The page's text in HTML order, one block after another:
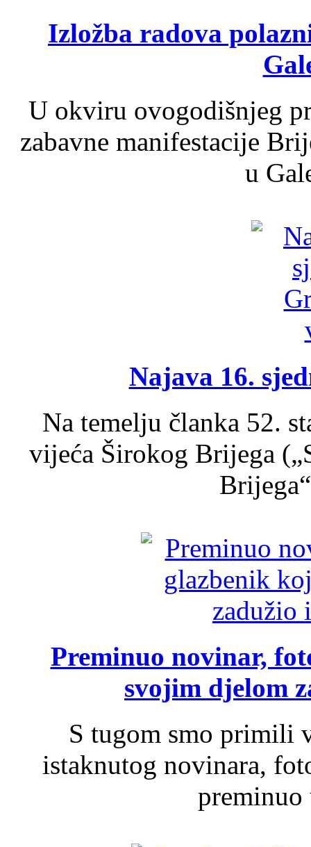
Izložba radova
U okviru ovogodišnjeg
zabavne manifestacije
u
Najava 16.
Na temelju članka 52.
vijeća Širokog Brijega
Preminuo novinar,
svojim djelom
S tugom smo primili
istaknutog novinara,